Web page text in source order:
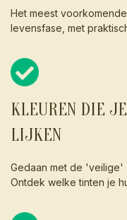
Het meest
levensfase, met
KLEUREN DIE
LIJKEN
Gedaan met de 'veilige'
Ontdek welke tinten je